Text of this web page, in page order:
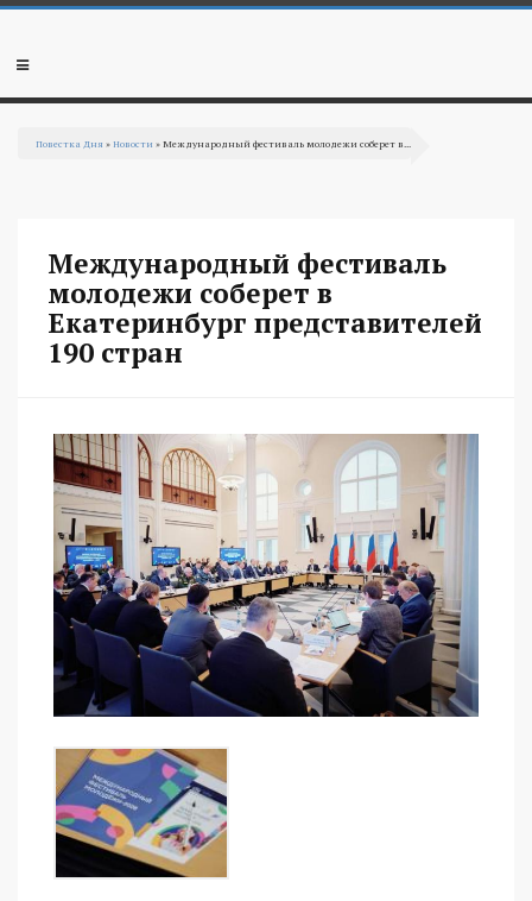
Перейти к основному содержанию
Мобильное
Повестка Дня »Новости » Международный фестиваль молодежи соберет в...
Международный фестиваль
молодежи соберет в
Екатеринбург представителей
190 стран